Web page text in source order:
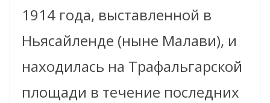
1914 года, выставленной в
Ньясайленде (ныне Малави), и
находилась на Трафальгарской
площади в течение последних